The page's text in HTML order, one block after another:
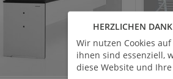
HERZLICHEN
Wir nutzen Cookies
ihnen sind essenziell,
diese Website und